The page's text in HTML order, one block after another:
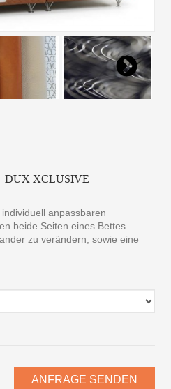
DUX XCLUSIVE
anpassbaren
beide Seiten eines Bettes
zu verändern, sowie eine
ANFRAGE SENDEN